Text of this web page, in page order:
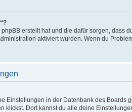
phpBB erstellt hat und die dafür sorgen,
aktiviert wurden. Wenn du
Einstellungen in der Datenbank des Boards
klickst. Dort kannst du alle deine